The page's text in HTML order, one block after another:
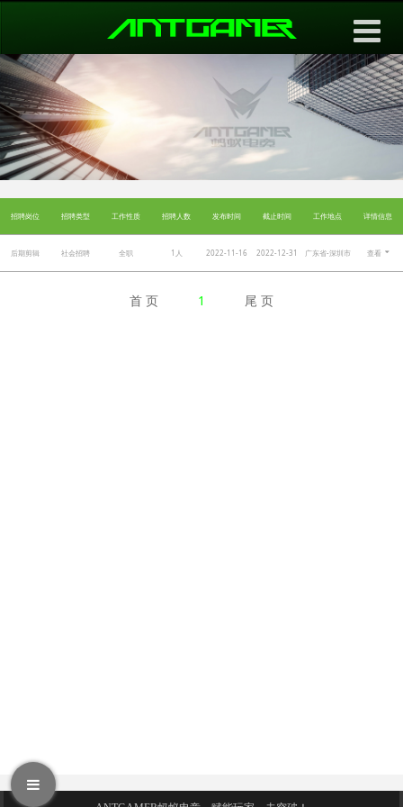
导航切换
招聘岗位 招聘类型 工作性质 招聘人数 发布时间 截止时间 工作地点 详情信息
后期剪辑 社会招聘 全职 1人 2022-11-16 2022-12-31 广东省-深圳市 查看
首 页 1 尾 页